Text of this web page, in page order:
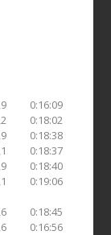
0:16:09
0:18:02
0:18:38
0:18:37
0:18:40
0:19:06
0:18:45
0:16:56